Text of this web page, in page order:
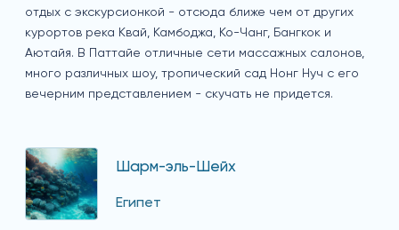
отдых с экскурсионкой - отсюда ближе чем от других
курортов река Квай, Камбоджа, Ко-Чанг, Бангкок и
Аютайя. В Паттайе отличные сети массажных салонов,
много различных шоу, тропический сад Нонг Нуч с его
вечерним представлением - скучать не придется.
Шарм-эль-Шейх
Египет